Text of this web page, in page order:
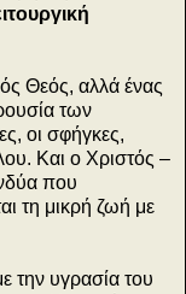
Θεός, αλλά ένας
των
οι σφήγκες,
Και ο Χριστός –
που
τη μικρή ζωή με
την υγρασία του